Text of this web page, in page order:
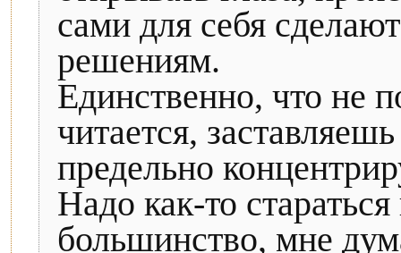
сами для себя
решениям.
Единственно, что не
читается,
предельно
Надо как-то
большинство, мне